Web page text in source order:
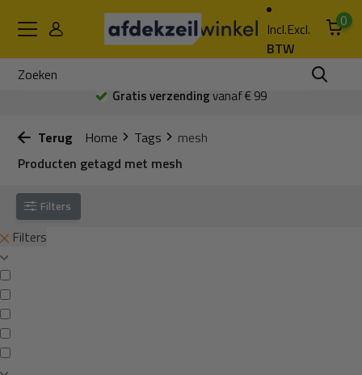
Incl.Excl.
BTW
0
Gratis verzendingvanaf € 99
Terug Home Tags
mesh
Producten getagd met mesh
Filters
Filters